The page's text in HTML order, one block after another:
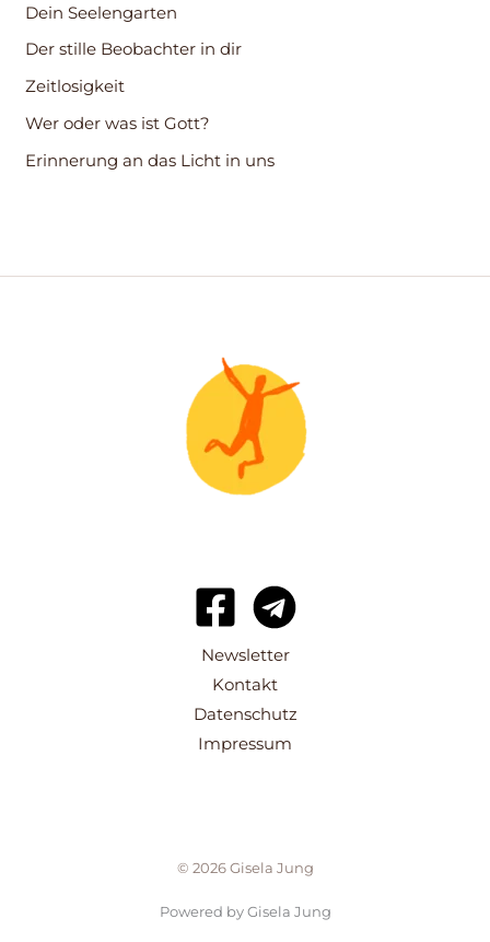
n
a
c
h
:
Dein Seelengarten
Der stille Beobachter in dir
Zeitlosigkeit
Wer oder was ist Gott?
Erinnerung an das Licht in uns
Newsletter
Kontakt
Datenschutz
Impressum
© 2026 Gisela Jung
Powered by Gisela Jung